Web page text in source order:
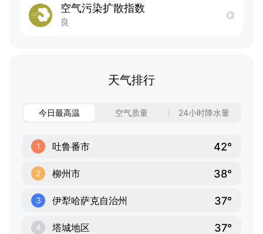
空气污染扩散指数
良
天气排行
今日最高温 空气质量 24小时降水量
1 吐鲁番市 42°
2 柳州市 38°
3 伊犁哈萨克自治州 37°
4 塔城地区 37°